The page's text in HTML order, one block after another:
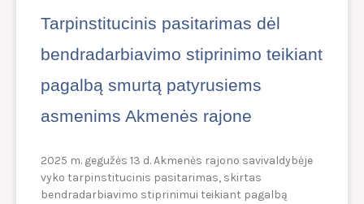
Tarpinstitucinis pasitarimas dėl
bendradarbiavimo stiprinimo teikiant
pagalbą smurtą patyrusiems
asmenims Akmenės rajone
2025 m. gegužės 13 d. Akmenės rajono savivaldybėje
vyko tarpinstitucinis pasitarimas, skirtas
bendradarbiavimo stiprinimui teikiant pagalbą